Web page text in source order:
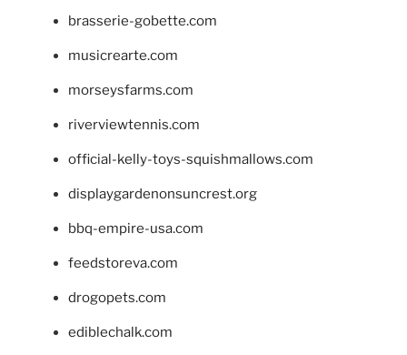
brasserie-gobette.com
musicrearte.com
morseysfarms.com
riverviewtennis.com
official-kelly-toys-squishmallows.com
displaygardenonsuncrest.org
bbq-empire-usa.com
feedstoreva.com
drogopets.com
ediblechalk.com